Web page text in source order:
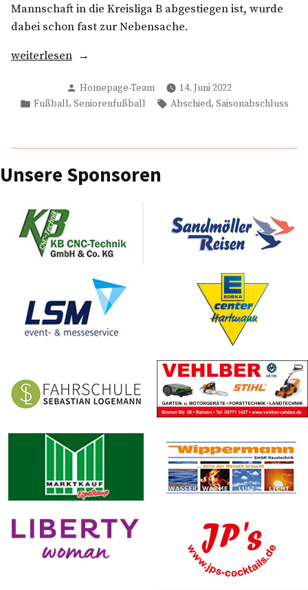
Mannschaft in die Kreisliga B abgestiegen ist, wurde
dabei schon fast zur Nebensache.
„Saisonabschluss
Senioren
70
weiterlesen
Verfasst
von
Homepage-Team
14. Juni 2022
Veröffentlicht
Fußball, Seniorenfußball Schlagwörter:
Abschied, Saisonabschluss
Unsere Sponsoren